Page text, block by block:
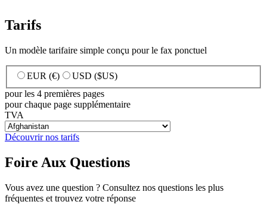
Tarifs
Un modèle tarifaire simple conçu pour le fax ponctuel
EUR (€)
USD ($US)
pour les 4 premières pages
pour chaque page supplémentaire
TVA
Découvrir nos tarifs
Foire Aux Questions
Vous avez une question ? Consultez nos questions les plus
fréquentes et trouvez votre réponse